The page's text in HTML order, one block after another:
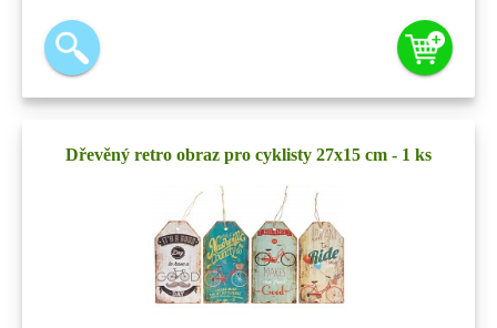
Dřevěný retro obraz pro cyklisty 27x15 cm - 1 ks